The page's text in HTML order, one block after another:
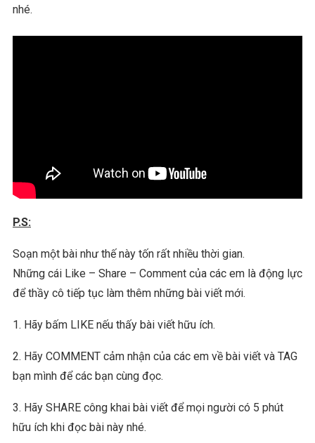
nhé.
P.S:
Soạn một bài như thế này tốn rất nhiều thời gian.
Những cái Like – Share – Comment của các em là động lực
để thầy cô tiếp tục làm thêm những bài viết mới.
1. Hãy bấm LIKE nếu thấy bài viết hữu ích.
2. Hãy COMMENT cảm nhận của các em về bài viết và TAG
bạn mình để các bạn cùng đọc.
3. Hãy SHARE công khai bài viết để mọi người có 5 phút
hữu ích khi đọc bài này nhé.